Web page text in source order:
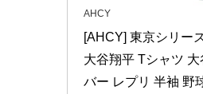
AHCY
[AHCY] 東京シリー
大谷翔平 Tシャツ
バー レプリ 半袖 野